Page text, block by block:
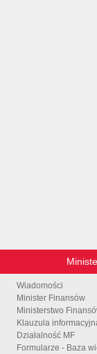
Wiadomości
Minister Finansów
Ministerstwo
Klauzula
Działalność MF
Formularze - Baza